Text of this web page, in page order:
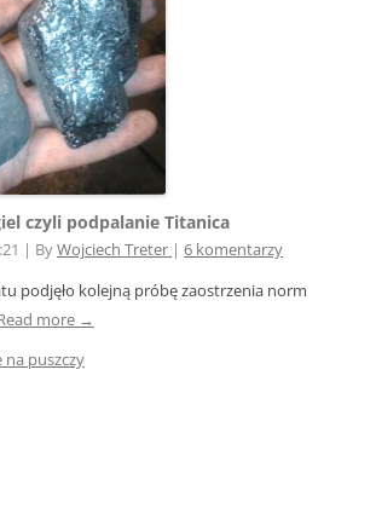
czyli podpalanie Titanica
| ByWojciech Treter | 6 komentarzy
podjęło kolejną próbę zaostrzenia norm
more →
na puszczy